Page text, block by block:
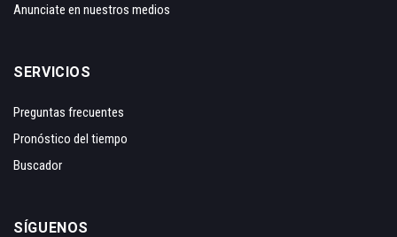
Anunciate en nuestros medios
SERVICIOS
Preguntas frecuentes
Pronóstico del tiempo
Buscador
SÍGUENOS